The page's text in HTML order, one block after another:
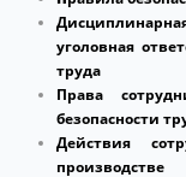
уголовная
труда
Права
безопасности
Действия
производстве